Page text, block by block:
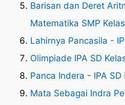
Barisan dan Deret
Matematika SMP
Lahirnya Pancasila -
Olimpiade IPA SD
Panca Indera - IPA SD
Mata Sebagai Indra